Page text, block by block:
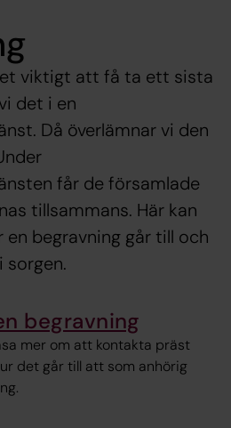
viktigt att få ta ett sista
det i en
Då överlämnar vi den
får de församlade
tillsammans. Här kan
en begravning går till och
sorgen.
begravning
mer om att kontakta präst
det går till att som anhörig